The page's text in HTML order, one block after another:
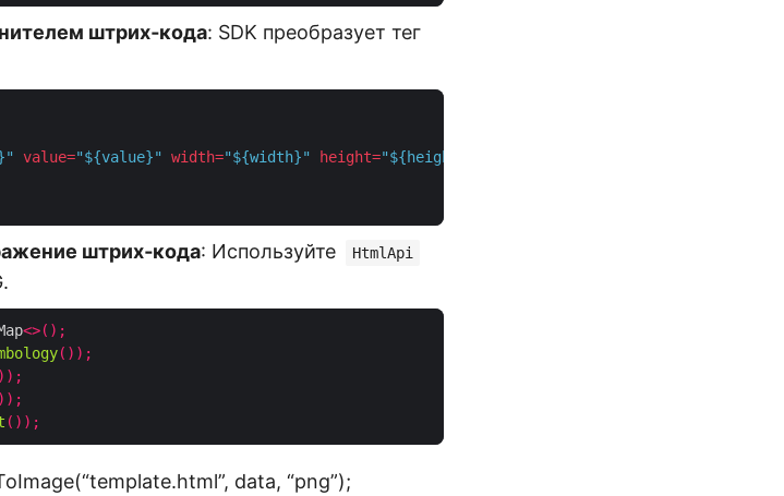
штрих‑кода: SDK преобразует тег
value="${value}" width="${width}" height="${height}"
штрих‑кода: Используйте HtmlApi
<>();
());
());
data, “png”);